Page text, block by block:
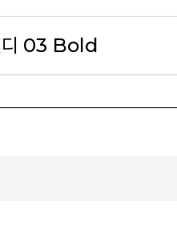
디 03 Bold